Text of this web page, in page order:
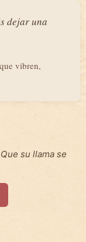
dejar una
vibren,
su llama se